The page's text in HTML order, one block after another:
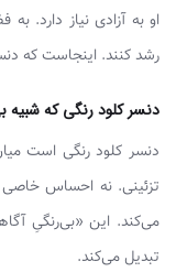
او به آزادی نیاز دارد.
رشد کنند. اینجاست که
دنسر کلود رنگی که
دنسر کلود رنگی است
تزئینی. نه احساس خاصی
می‌کند. این «بی‌رنگیِ
تبدیل می‌کند.